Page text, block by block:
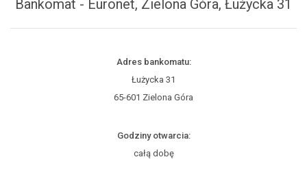
Bankomat - Euronet, Zielona Góra, Łużycka 31
Adres bankomatu:
Łużycka 31
65-601 Zielona Góra
Godziny otwarcia:
całą dobę